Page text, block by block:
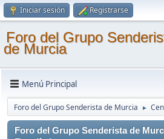
Iniciar sesión Registrarse
Foro del Grupo
de Murcia
Menú Principal
Foro del Grupo Senderista de Murcia ►
Foro del Grupo Senderista de